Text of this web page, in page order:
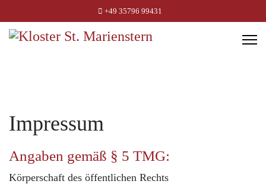
+49 35796 99431
Impressum
Angaben gemäß § 5 TMG:
Körperschaft des öffentlichen Rechts